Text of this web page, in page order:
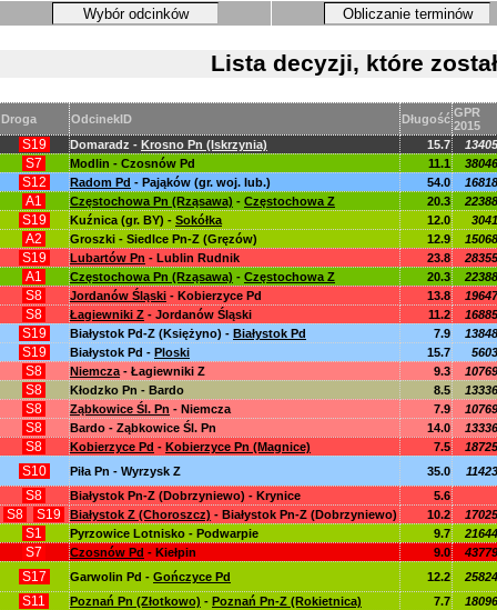
Wybór odcinków Obliczanie terminów
Lista decyzji, które
Droga OdcinekID Długość GPR
2015
S19 Domaradz - Krosno Pn (Iskrzynia) 15.7 13405
S7 Modlin - Czosnów Pd 11.1 38046
S12 Radom Pd - Pająków (gr. woj. lub.) 54.0 16818
A1 Częstochowa Pn (Rząsawa) - Częstochowa Z 20.3 22388
S19 Kuźnica (gr. BY) - Sokółka 12.0 3041
A2 Groszki - Siedlce Pn-Z (Gręzów) 12.9 15068
S19 Lubartów Pn - Lublin Rudnik 23.8 28355
A1 Częstochowa Pn (Rząsawa) - Częstochowa Z 20.3 22388
S8 Jordanów Śląski - Kobierzyce Pd 13.8 19647
S8 Łagiewniki Z - Jordanów Śląski 11.2 16885
S19 Białystok Pd-Z (Księżyno) - Białystok Pd 7.9 13848
S19 Białystok Pd - Ploski 15.7 5603
S8 Niemcza - Łagiewniki Z 9.3 10769
S8 Kłodzko Pn - Bardo 8.5 13336
S8 Ząbkowice Śl. Pn - Niemcza 7.9 10769
S8 Bardo - Ząbkowice Śl. Pn 14.0 13336
S8 Kobierzyce Pd - Kobierzyce Pn (Magnice) 7.5 18725
S10 Piła Pn - Wyrzysk Z 35.0 11423
S8 Białystok Pn-Z (Dobrzyniewo) - Krynice 5.6
S8 S19 Białystok Z (Choroszcz) - Białystok Pn-Z (Dobrzyniewo) 10.2 17025
S1 Pyrzowice Lotnisko - Podwarpie 9.7 21644
S7 Czosnów Pd - Kiełpin 9.0 43779
S17 Garwolin Pd - Gończyce Pd 12.2 25824
S11 Poznań Pn (Złotkowo) - Poznań Pn-Z (Rokietnica) 7.7 18096